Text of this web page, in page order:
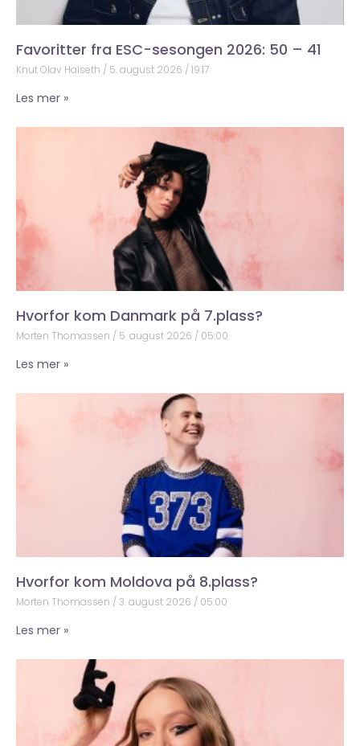
Favoritter fra ESC-sesongen 2026: 50 – 41
Knut Olav Halseth 5. august 2026 19:17
Les mer »
Hvorfor kom Danmark på 7.plass?
Morten Thomassen 5. august 2026 05:00
Les mer »
Hvorfor kom Moldova på 8.plass?
Morten Thomassen 3. august 2026 05:00
Les mer »